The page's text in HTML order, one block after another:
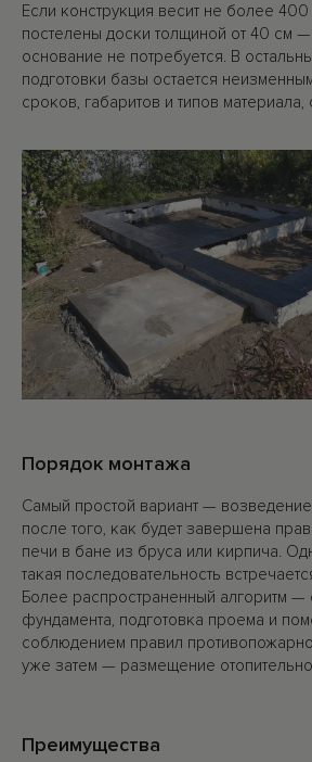
Если конструкция весит не более 400
постелены доски толщиной от 40 см
основание не потребуется. В
подготовки базы остается
сроков, габаритов и типов
Порядок монтажа
Самый простой вариант —
после того, как будет завершена
печи в бане из бруса или кирпича.
такая последовательность
Более распространенный алгоритм —
фундамента, подготовка проема и
соблюдением правил
уже затем — размещение
Преимущества